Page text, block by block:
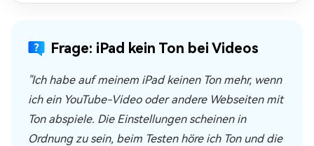
Frage: iPad kein Ton bei Videos
"Ich habe auf meinem iPad keinen Ton mehr, wenn
ich ein YouTube-Video oder andere Webseiten mit
Ton abspiele. Die Einstellungen scheinen in
Ordnung zu sein, beim Testen höre ich Ton und die